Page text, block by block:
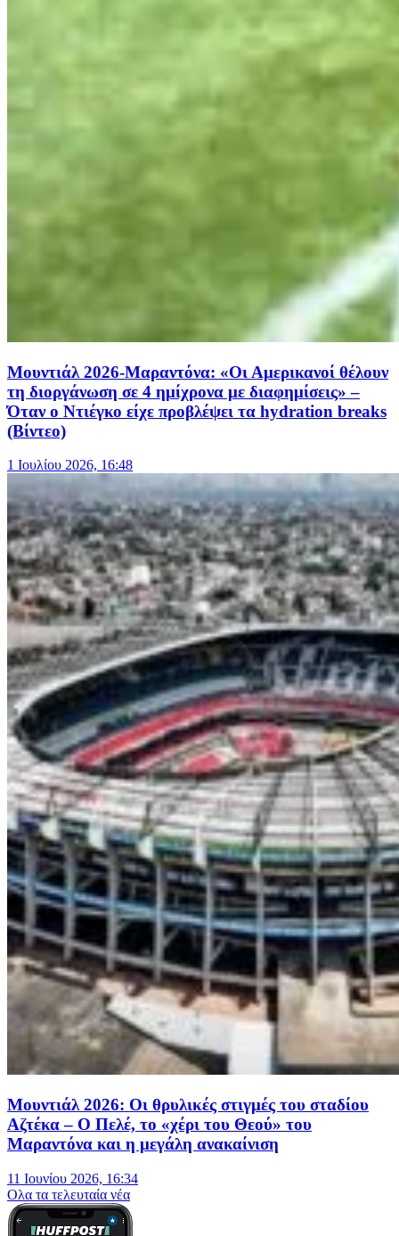
Μουντιάλ 2026-Μαραντόνα: «Οι Αμερικανοί θέλουν
τη διοργάνωση σε 4 ημίχρονα με διαφημίσεις» –
Όταν ο Ντιέγκο είχε προβλέψει τα hydration breaks
(Βίντεο)
1 Ιουλίου 2026, 16:48
Μουντιάλ 2026: Οι θρυλικές στιγμές του σταδίου
Αζτέκα – Ο Πελέ, το «χέρι του Θεού» του
Μαραντόνα και η μεγάλη ανακαίνιση
11 Ιουνίου 2026, 16:34
Oλα τα τελευταία νέα